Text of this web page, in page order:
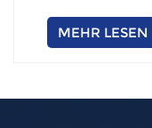
40-240 kW
MEHR LESEN